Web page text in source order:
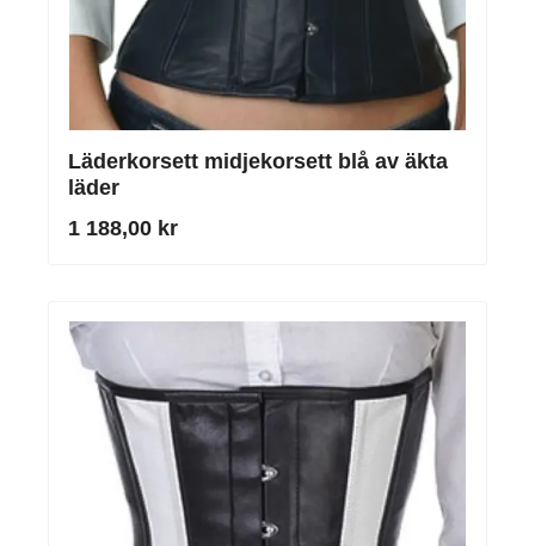
Läderkorsett midjekorsett blå av äkta
läder
1 188,00 kr